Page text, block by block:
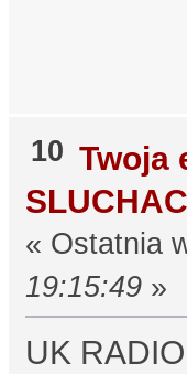
10 Twoja
« Ostatnia
19:15:49»
UK